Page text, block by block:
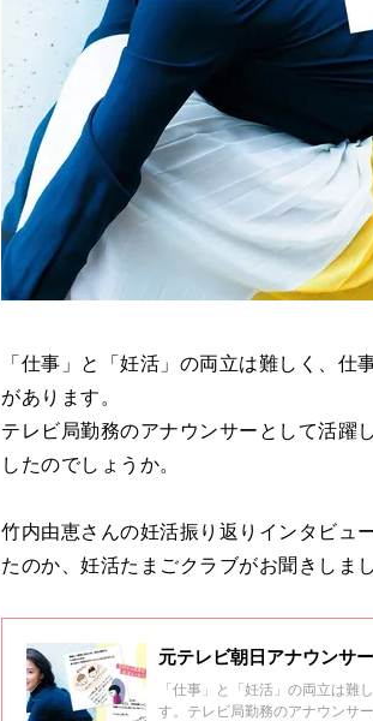
「仕事」と「妊活」の両立は難しく、
があります。
テレビ局勤務のアナウンサーとして活躍
したのでしょうか。
竹内由恵さんの妊活振り返りインタビュ
たのか、妊活たまごクラブがお聞きしまし
元テレビ朝日アナウンサ
「仕事」と「妊活」の両立は難
す。テレビ局勤務のアナウンサ